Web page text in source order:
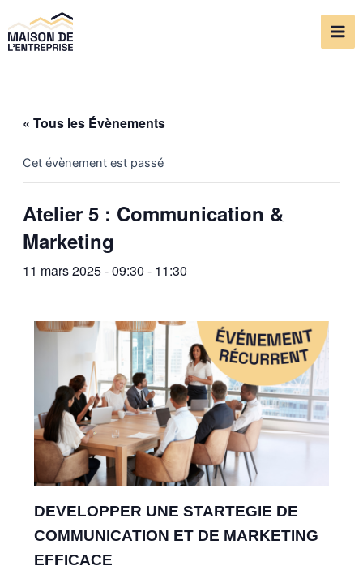
au
contenu
« Tous les Évènements
Cet évènement est passé
Atelier 5 : Communication &
Marketing
11 mars 2025 - 09:30 - 11:30
DEVELOPPER UNE STARTEGIE DE
COMMUNICATION ET DE MARKETING
EFFICACE